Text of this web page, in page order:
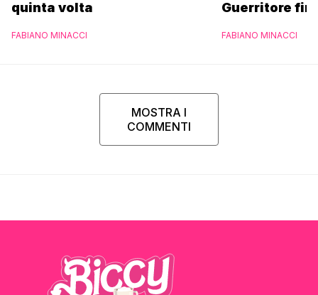
quinta volta
FABIANO MINACCI
Guerritore
l’esclusiva di
FABIANO MINACCI
MOSTRA I
COMMENTI